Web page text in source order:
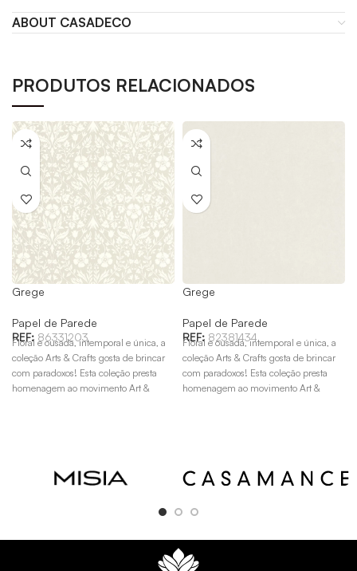
ABOUT CASADECO
PRODUTOS RELACIONADOS
Grege
Papel de Parede
REF: 86331203
Floral e ousada, intemporal e única, a
coleção Arts & Crafts gosta de brincar
com paradoxos! Esta coleção presta
homenagem ao movimento Art &
Grege
Papel de Parede
REF: 82381434
Floral e ousada, intemporal e única, a
coleção Arts & Crafts gosta de brincar
com paradoxos! Esta coleção presta
homenagem ao movimento Art &